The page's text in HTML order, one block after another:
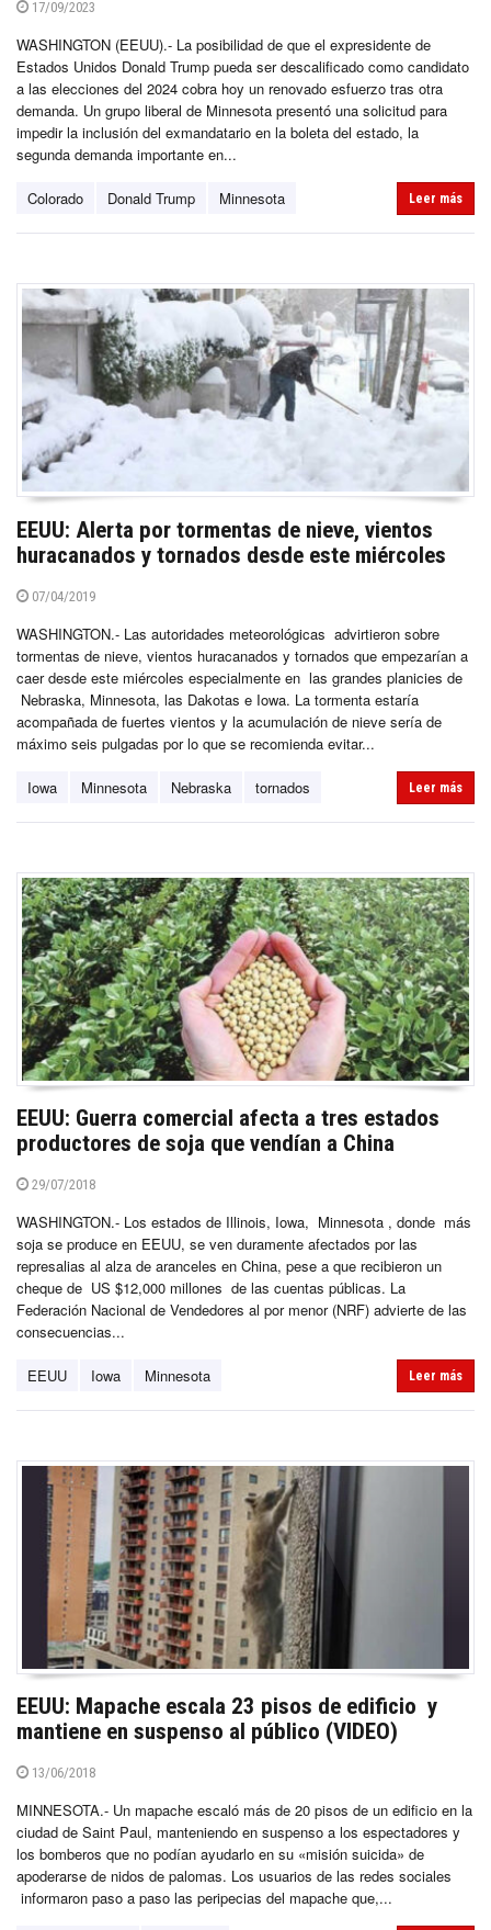
17/09/2023
WASHINGTON (EEUU).- La posibilidad de que el expresidente de
Estados Unidos Donald Trump pueda ser descalificado como candidato
a las elecciones del 2024 cobra hoy un renovado esfuerzo tras otra
demanda. Un grupo liberal de Minnesota presentó una solicitud para
impedir la inclusión del exmandatario en la boleta del estado, la
segunda demanda importante en...
Colorado Donald Trump Minnesota Leer más
EEUU: Alerta por tormentas de nieve, vientos
huracanados y tornados desde este miércoles
07/04/2019
WASHINGTON.- Las autoridades meteorológicas advirtieron sobre
tormentas de nieve, vientos huracanados y tornados que empezarían a
caer desde este miércoles especialmente en las grandes planicies de
Nebraska, Minnesota, las Dakotas e Iowa. La tormenta estaría
acompañada de fuertes vientos y la acumulación de nieve sería de
máximo seis pulgadas por lo que se recomienda evitar...
Iowa Minnesota Nebraska tornados Leer más
EEUU: Guerra comercial afecta a tres estados
productores de soja que vendían a China
29/07/2018
WASHINGTON.- Los estados de Illinois, Iowa, Minnesota , donde más
soja se produce en EEUU, se ven duramente afectados por las
represalias al alza de aranceles en China, pese a que recibieron un
cheque de US $12,000 millones de las cuentas públicas. La
Federación Nacional de Vendedores al por menor (NRF) advierte de las
consecuencias...
EEUU Iowa Minnesota Leer más
EEUU: Mapache escala 23 pisos de edificio y
mantiene en suspenso al público (VIDEO)
13/06/2018
MINNESOTA.- Un mapache escaló más de 20 pisos de un edificio en la
ciudad de Saint Paul, manteniendo en suspenso a los espectadores y
los bomberos que no podían ayudarlo en su «misión suicida» de
apoderarse de nidos de palomas. Los usuarios de las redes sociales
informaron paso a paso las peripecias del mapache que,...